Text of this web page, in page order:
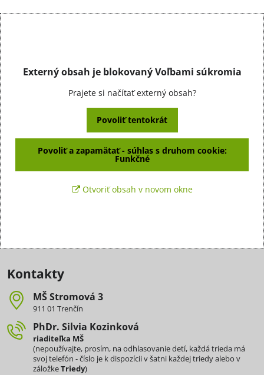
Externý obsah je blokovaný Voľbami súkromia
Prajete si načítať externý obsah?
Povoliť tentokrát
Povoliť a zapamätať - súhlas s druhom cookie:
Funkčné
Otvoriť obsah v novom okne
Kontakty
MŠ Stromová 3
911 01 Trenčín
PhDr​. Silvia Kozinková
riaditeľka MŠ
(nepoužívajte, prosím, na odhlasovanie detí, každá trieda má
svoj telefón - číslo je k dispozícii v šatni každej triedy alebo v
záložkeTriedy)